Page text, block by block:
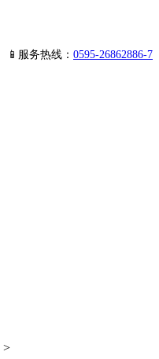
📱服务热线： 0595-26862886-7
>